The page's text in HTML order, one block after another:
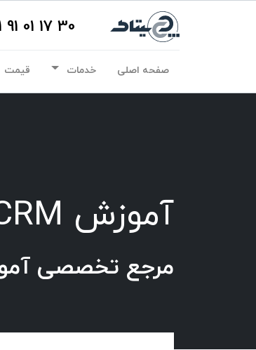
30 17 01 91 051
صفحه اصلی خدمات قیمت
آموزش CRM چیتاک
مرجع تخصصی